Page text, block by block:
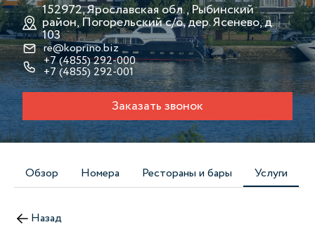
152972, Ярославская обл., Рыбинский
район, Погорельский с/о, дер. Ясенево, д.
103
re@koprino.biz
+7 (4855) 292-000
+7 (4855) 292-001
Заказать звонок
Обзор Номера Рестораны и бары Услуги
Назад